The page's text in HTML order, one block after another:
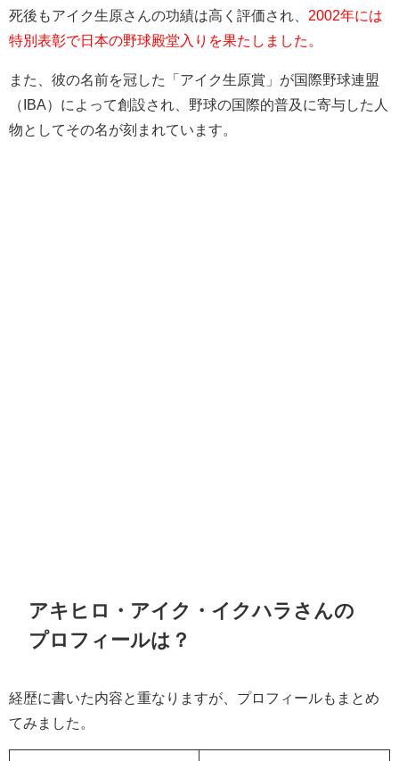
死後もアイク生原さんの功績は高く評価され、 2002年には
特別表彰で日本の野球殿堂入りを果たしました。
また、彼の名前を冠した「アイク生原賞」が国際野球連盟
（IBA）によって創設され、野球の国際的普及に寄与した人
物としてその名が刻まれています。
アキヒロ・アイク・イクハラさんの
プロフィールは？
経歴に書いた内容と重なりますが、プロフィールもまとめ
てみました。